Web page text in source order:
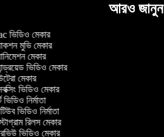
আরও জানুন
ভিডিও মেকার
মুভি মেকার
মেকার
ভিডিও মেকার
মেকার
ভিডিও মেকার
নির্মাতা
ভিডিও নির্মাতা
রিলস মেকার
ভিডিও মেকার